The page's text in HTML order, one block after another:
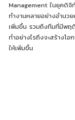
Management ในยุคดิจิ
ทำงานหลายอย่างอำนว
เพิ่มขึ้น รวมถึงทีมที่มีพฤ
ทำอย่างไรถึงจะสร้างโอ
ให้เพิ่มขึ้น